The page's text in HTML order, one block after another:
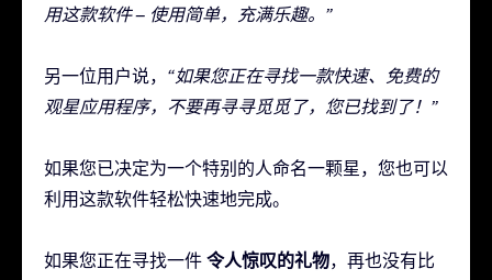
用这款软件 – 使用简单，充满乐趣。”
另一位用户说， “如果您正在寻找一款快速、免费的
观星应用程序，不要再寻寻觅觅了，您已找到了！”
如果您已决定为一个特别的人命名一颗星，您也可以
利用这款软件轻松快速地完成。
如果您正在寻找一件 令人惊叹的礼物，再也没有比